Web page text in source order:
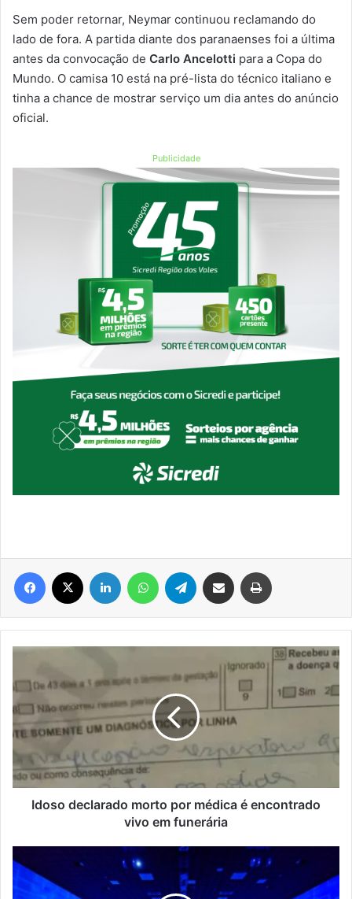
Sem poder retornar, Neymar continuou reclamando do
lado de fora. A partida diante dos paranaenses foi a última
antes da convocação de Carlo Ancelotti para a Copa do
Mundo. O camisa 10 está na pré-lista do técnico italiano e
tinha a chance de mostrar serviço um dia antes do anúncio
oficial.
Publicidade
Facebook Linkedin WhatsAppTelegram Compartilhar via e-mail
Idoso
morto
por
médica
é
encontrado
vivo
em
funerária
Idoso declarado morto por médica é encontrado
vivo em funerária
Summit
reunirá